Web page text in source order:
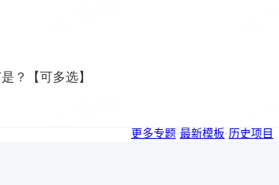
更多专题·最新模板· 历史项目